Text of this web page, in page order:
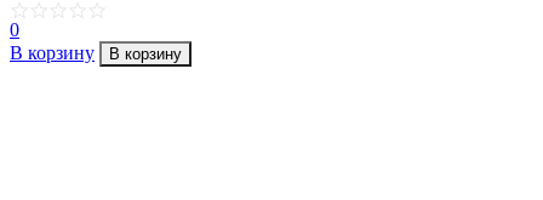
0
В корзину
В корзину